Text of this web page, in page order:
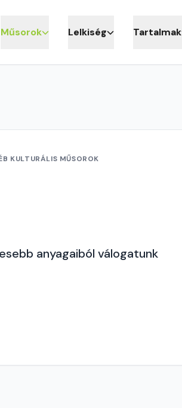
Műsorok Lelkiség Tartalmak
KULTURÁLIS MŰSOROK
anyagaiból válogatunk